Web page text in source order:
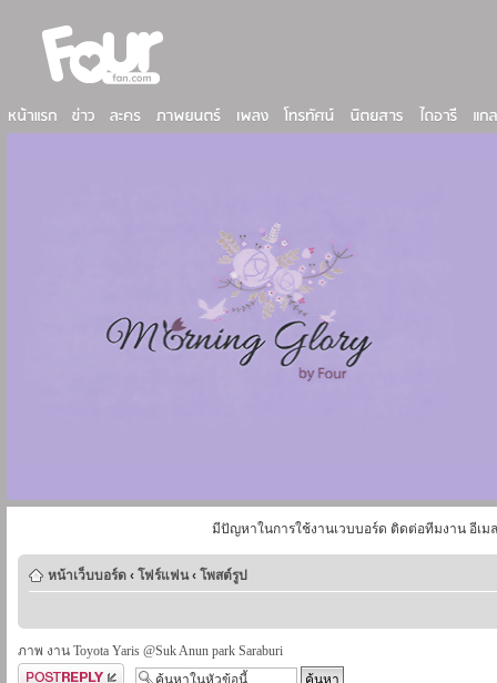
มีปัญหาในการใช้งานเวบบอร์ด ติดต่อทีมงาน อีเม
หน้าเว็บบอร์ด ‹ โฟร์แฟน ‹ โพสต์รูป
ภาพ งาน Toyota Yaris @Suk Anun park Saraburi
ตอบกระทู้